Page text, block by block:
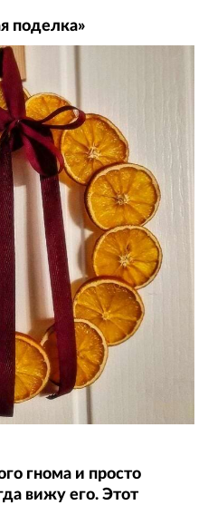
поделка»
гнома и просто
вижу его. Этот